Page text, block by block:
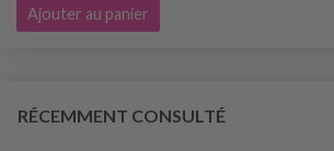
Ajouter au panier
RÉCEMMENT CONSULTÉ